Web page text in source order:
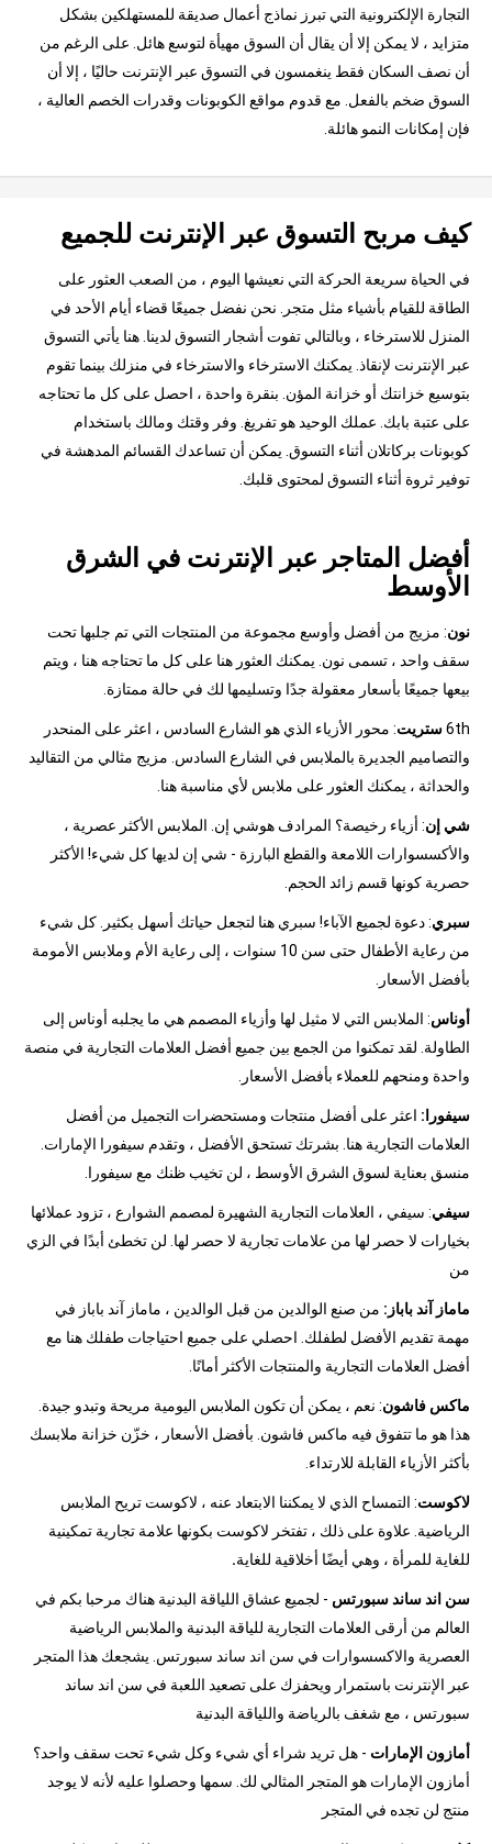
التجارة الإلكترونية التي تبرز نماذج أعمال صديقة للمستهلكين بشكل
متزايد ، لا يمكن إلا أن يقال أن السوق مهيأة لتوسع هائل. على الرغم من
أن نصف السكان فقط ينغمسون في التسوق عبر الإنترنت حاليًا ، إلا أن
السوق ضخم بالفعل. مع قدوم مواقع الكوبونات وقدرات الخصم العالية ،
فإن إمكانات النمو هائلة.
كيف مربح التسوق عبر الإنترنت للجميع
في الحياة سريعة الحركة التي نعيشها اليوم ، من الصعب العثور على
الطاقة للقيام بأشياء مثل متجر. نحن نفضل جميعًا قضاء أيام الأحد في
المنزل للاسترخاء ، وبالتالي تفوت أشجار التسوق لدينا. هنا يأتي التسوق
عبر الإنترنت لإنقاذ. يمكنك الاسترخاء والاسترخاء في منزلك بينما تقوم
بتوسيع خزانتك أو خزانة المؤن. بنقرة واحدة ، احصل على كل ما تحتاجه
على عتبة بابك. عملك الوحيد هو تفريغ. وفر وقتك ومالك باستخدام
كوبونات بركاتلان أثناء التسوق. يمكن أن تساعدك القسائم المدهشة في
توفير ثروة أثناء التسوق لمحتوى قلبك.
أفضل المتاجر عبر الإنترنت في الشرق
الأوسط
نون: مزيج من أفضل وأوسع مجموعة من المنتجات التي تم جلبها تحت
سقف واحد ، تسمى نون. يمكنك العثور هنا على كل ما تحتاجه هنا ، ويتم
بيعها جميعًا بأسعار معقولة جدًا وتسليمها لك في حالة ممتازة.
6thستريت: محور الأزياء الذي هو الشارع السادس ، اعثر على المنحدر
والتصاميم الجديرة بالملابس في الشارع السادس. مزيج مثالي من التقاليد
والحداثة ، يمكنك العثور على ملابس لأي مناسبة هنا.
شي إن: أزياء رخيصة؟ المرادف هوشي إن. الملابس الأكثر عصرية ،
والأكسسوارات اللامعة والقطع البارزة - شي إن لديها كل شيء! الأكثر
حصرية كونها قسم زائد الحجم.
سبري: دعوة لجميع الآباء! سبري هنا لتجعل حياتك أسهل بكثير. كل شيء
من رعاية الأطفال حتى سن 10 سنوات ، إلى رعاية الأم وملابس الأمومة
بأفضل الأسعار.
أوناس: الملابس التي لا مثيل لها وأزياء المصمم هي ما يجلبه أوناس إلى
الطاولة. لقد تمكنوا من الجمع بين جميع أفضل العلامات التجارية في منصة
واحدة ومنحهم للعملاء بأفضل الأسعار.
سيفورا: اعثر على أفضل منتجات ومستحضرات التجميل من أفضل
العلامات التجارية هنا. بشرتك تستحق الأفضل ، وتقدم سيفورا الإمارات.
منسق بعناية لسوق الشرق الأوسط ، لن تخيب ظنك مع سيفورا.
سيفي: سيفي ، العلامات التجارية الشهيرة لمصمم الشوارع ، تزود عملائها
بخيارات لا حصر لها من علامات تجارية لا حصر لها. لن تخطئ أبدًا في الزي
من
ماماز آند باباز: من صنع الوالدين من قبل الوالدين ، ماماز آند باباز في
مهمة تقديم الأفضل لطفلك. احصلي على جميع احتياجات طفلك هنا مع
أفضل العلامات التجارية والمنتجات الأكثر أمانًا.
ماكس فاشون: نعم ، يمكن أن تكون الملابس اليومية مريحة وتبدو جيدة.
هذا هو ما تتفوق فيه ماكس فاشون. بأفضل الأسعار ، خزّن خزانة ملابسك
بأكثر الأزياء القابلة للارتداء.
لاكوست: التمساح الذي لا يمكننا الابتعاد عنه ، لاكوست تريح الملابس
الرياضية. علاوة على ذلك ، تفتخر لاكوست بكونها علامة تجارية تمكينية
للغاية للمرأة ، وهي أيضًا أخلاقية للغاية.
سن اند ساند سبورتس - لجميع عشاق اللياقة البدنية هناك مرحبا بكم في
العالم من أرقى العلامات التجارية للياقة البدنية والملابس الرياضية
العصرية والاكسسوارات في سن اند ساند سبورتس. يشجعك هذا المتجر
عبر الإنترنت باستمرار ويحفزك على تصعيد اللعبة في سن اند ساند
سبورتس ، مع شغف بالرياضة واللياقة البدنية
أمازون الإمارات - هل تريد شراء أي شيء وكل شيء تحت سقف واحد؟
أمازون الإمارات هو المتجر المثالي لك. سمها وحصلوا عليه لأنه لا يوجد
منتج لن تجده في المتجر